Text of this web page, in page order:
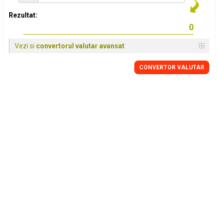
Rezultat:
Vezi si convertorul valutar avansat
CONVERTOR VALUTAR